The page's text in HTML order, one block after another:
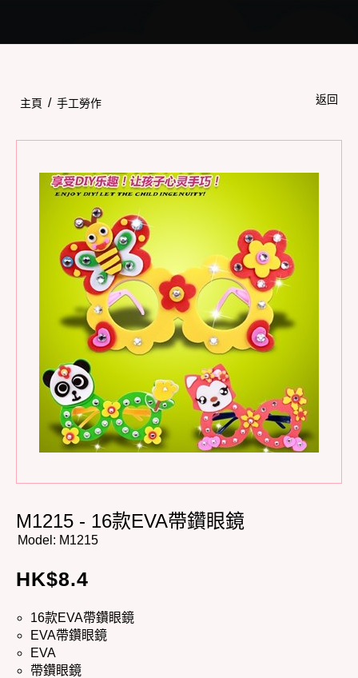
主頁 / 手工勞作 返回
M1215 - 16款EVA帶鑽眼鏡
Model: M1215
HK$8.4
16款EVA帶鑽眼鏡
EVA帶鑽眼鏡
EVA
帶鑽眼鏡